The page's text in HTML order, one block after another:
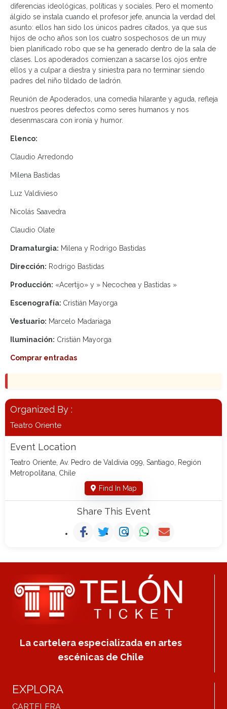
diferencias ideológicas, políticas y sociales. Pero el momento
álgido se instala cuando el profesor jefe, anuncia la verdad del
asunto: ellos han sido los únicos padres citados, ya que sus
hijos de ocho años son los cuatro sospechosos de un muy
bien planificado robo que se ha generado dentro de la sala de
clases. Los apoderados comienzan a sacarse los ojos entre
ellos y a culpar a diestra y siniestra para no terminar siendo
padres del niño tildado de ladrón.
Reunión de Apoderados, una comedia hilarante y aguda, refleja
nuestros peores defectos como seres humanos y nos
desenmascara con ironía y humor.
Elenco:
Claudio Arredondo
Milena Bastidas
Luz Valdivieso
Nicolás Saavedra
Claudio Olate
Dramaturgia: Milena y Rodrigo Bastidas
Dirección: Rodrigo Bastidas
Producción: «Acertijo» y » Necochea y Bastidas »
Escenografía: Cristián Mayorga
Vestuario: Marcelo Madariaga
Iluminación: Cristián Mayorga
Comprar entradas
Organized By :
Teatro Oriente
Event Location
Teatro Oriente, Av. Pedro de Valdivia 099, Santiago, Región
Metropolitana, Chile
Find In Map
Share This Event
La cartelera especializada en artes
escénicas de Chile
EXPLORA
CARTELERA